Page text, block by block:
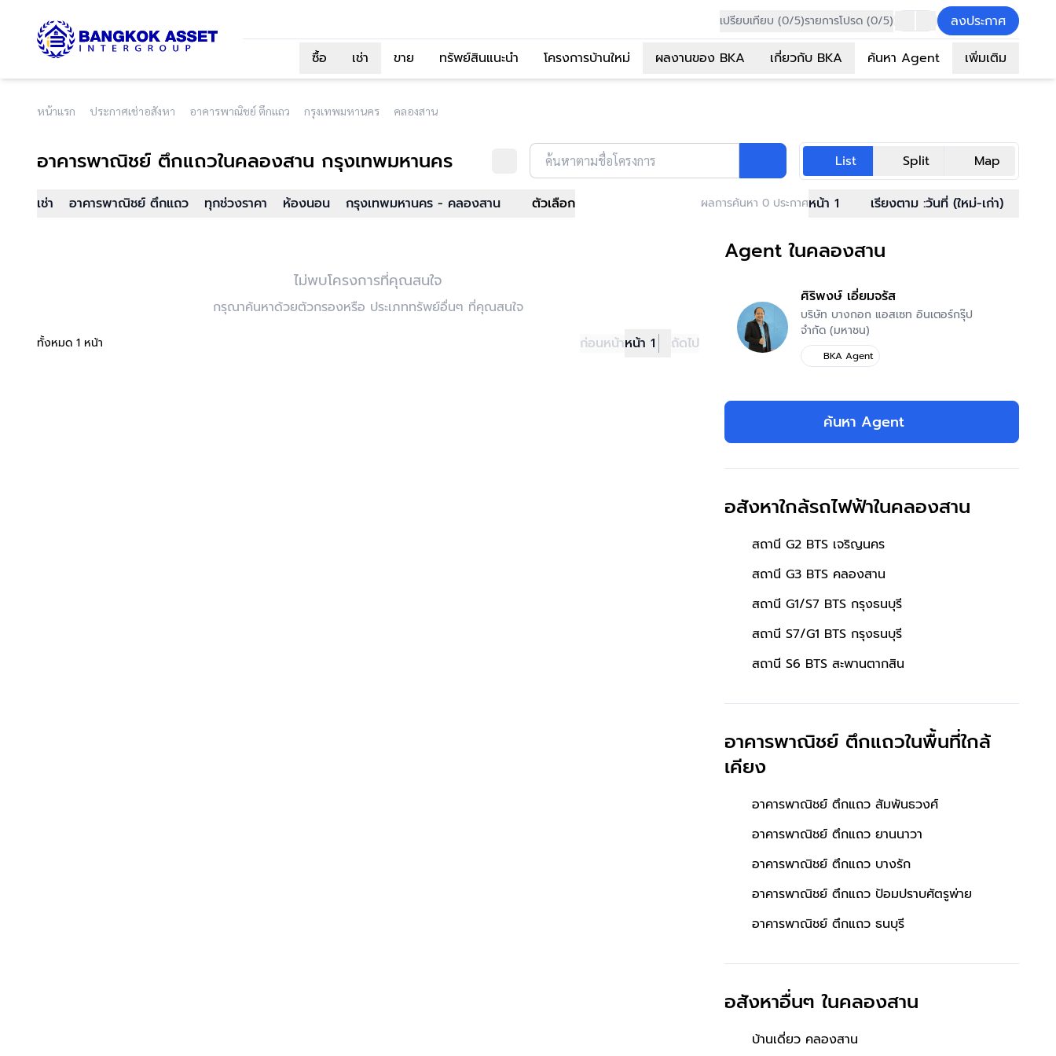
เปรียบเทียบ (0/5)รายการโปรด (0/5)
ลงประกาศ
ซื้อ
เช่า ขาย ทรัพย์สินแนะนำ โครงการบ้านใหม่ ผลงานของ BKA เกี่ยวกับ BKA ค้นหา Agent เพิ่มเติม
หน้าแรก ประกาศเช่าอสังหา อาคารพาณิชย์ ตึกแถว กรุงเทพมหานคร คลองสาน
อาคารพาณิชย์ ตึกแถวในคลองสาน กรุงเทพมหานคร ค้นหาตามชื่อโครงการ List Split Map
เช่า อาคารพาณิชย์ ตึกแถว ทุกช่วงราคา ห้องนอน กรุงเทพมหานคร - คลองสาน ตัวเลือก ผลการค้นหา 0 ประกาศหน้า 1 เรียงตาม :วันที่ (ใหม่-เก่า)
ไม่พบโครงการที่คุณสนใจ
กรุณาค้นหาด้วยตัวกรองหรือ ประเภททรัพย์อื่นๆ ที่คุณสนใจ
ทั้งหมด 1 หน้า ก่อนหน้าหน้า 1 ถัดไป
Agent ในคลองสาน
ศิริพงษ์ เอี่ยมจรัส
บริษัท บางกอก แอสเซท อินเตอร์กรุ๊ป
จำกัด (มหาชน)
BKA Agent
ค้นหา Agent
อสังหาใกล้รถไฟฟ้าในคลองสาน
สถานี G2 BTS เจริญนคร
สถานี G3 BTS คลองสาน
สถานี G1/S7 BTS กรุงธนบุรี
สถานี S7/G1 BTS กรุงธนบุรี
สถานี S6 BTS สะพานตากสิน
อาคารพาณิชย์ ตึกแถวในพื้นที่ใกล้
เคียง
อาคารพาณิชย์ ตึกแถว สัมพันธวงศ์
อาคารพาณิชย์ ตึกแถว ยานนาวา
อาคารพาณิชย์ ตึกแถว บางรัก
อาคารพาณิชย์ ตึกแถว ป้อมปราบศัตรูพ่าย
อาคารพาณิชย์ ตึกแถว ธนบุรี
อสังหาอื่นๆในคลองสาน
บ้านเดี่ยว คลองสาน